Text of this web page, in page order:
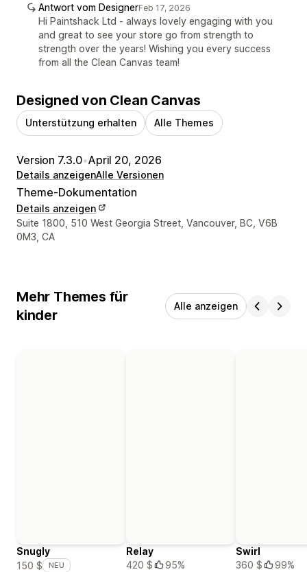
Antwort vom DesignerFeb 17, 2026
Hi Paintshack Ltd - always lovely engaging with you
and great to see your store go from strength to
strength over the years! Wishing you every success
from all the Clean Canvas team!
Designed von Clean Canvas
Unterstützung erhalten Alle Themes
Version 7.3.0•April 20, 2026
Details anzeigenAlle Versionen
Theme-Dokumentation
Details anzeigen
Designer-Kontaktdaten
Suite 1800, 510 West Georgia Street, Vancouver, BC, V6B
0M3, CA
Mehr Themes für
kinder
Alle anzeigen
Snugly
150 $
NEU
Relay
420 $
95%
Swirl
360 $
99%